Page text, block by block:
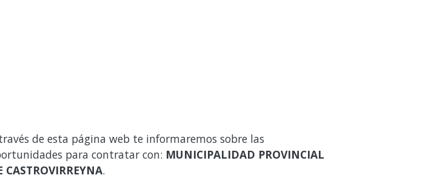
de esta página web te informaremos sobre las
para contratar con: MUNICIPALIDAD PROVINCIAL
CASTROVIRREYNA.